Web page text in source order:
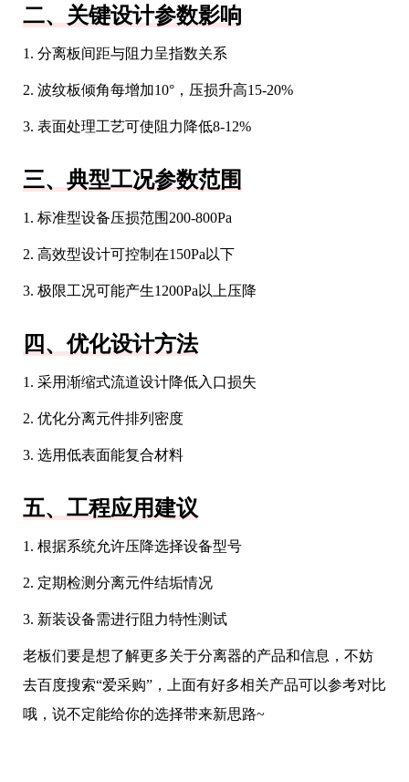
二、关键设计参数影响
1. 分离板间距与阻力呈指数关系
2. 波纹板倾角每增加10°，压损升高15-20%
3. 表面处理工艺可使阻力降低8-12%
三、典型工况参数范围
1. 标准型设备压损范围200-800Pa
2. 高效型设计可控制在150Pa以下
3. 极限工况可能产生1200Pa以上压降
四、优化设计方法
1. 采用渐缩式流道设计降低入口损失
2. 优化分离元件排列密度
3. 选用低表面能复合材料
五、工程应用建议
1. 根据系统允许压降选择设备型号
2. 定期检测分离元件结垢情况
3. 新装设备需进行阻力特性测试
老板们要是想了解更多关于分离器的产品和信息，不妨
去百度搜索“爱采购”，上面有好多相关产品可以参考对比
哦，说不定能给你的选择带来新思路~